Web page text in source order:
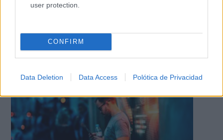
user protection.
CONFIRM
Data Deletion Data Access Polótica de Privacidad
No son populares, pero sí extraordinariamente
útiles